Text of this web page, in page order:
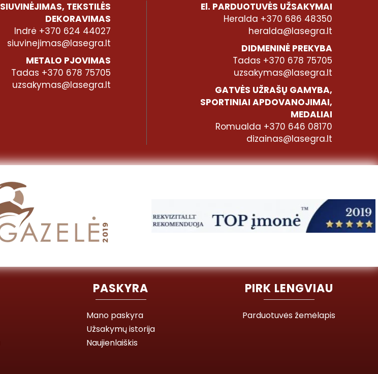
SIUVINĖJIMAS, TEKSTILĖS
DEKORAVIMAS
Indrė +370 624 44027
siuvinejimas@lasegra.lt
METALO PJOVIMAS
Tadas +370 678 75705
uzsakymas@lasegra.lt
El. PARDUOTUVĖS UŽSAKYMAI
Heralda +370 686 48350
heralda@lasegra.lt
DIDMENINĖ PREKYBA
Tadas +370 678 75705
uzsakymas@lasegra.lt
GATVĖS UŽRAŠŲ GAMYBA,
SPORTINIAI APDOVANOJIMAI,
MEDALIAI
Romualda +370 646 08170
dizainas@lasegra.lt
PASKYRA
Mano paskyra
Užsakymų istorija
Naujienlaiškis
PIRK LENGVIAU
Parduotuvės žemėlapis